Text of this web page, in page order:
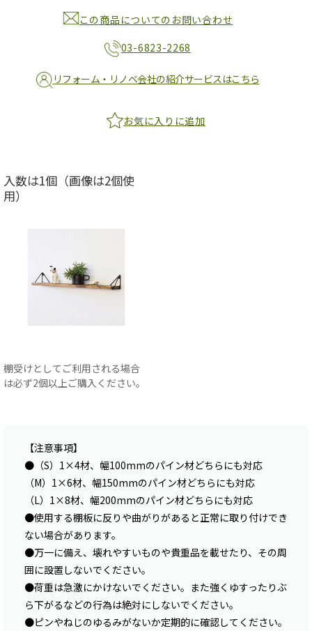
この商品についてのお問い合わせ
03-6823-2268
リフォーム・リノベ会社の紹介サービスはこちら
お気に入りに追加
入数は1個（画像は2個使
用）
棚受けとしてご利用される場合
は必ず2個以上ご購入ください。
【注意事項】
●（S）1×4材、幅100mmのパイン材どちらにも対応
（M）1×6材、幅150mmのパイン材どちらにも対応
（L）1×8材、幅200mmのパイン材どちらにも対応
●使用する棚板に反りや曲がりがあると正常に取り付けでき
ない場合があります。
●万一に備え、壊れやすいものや貴重品を載せたり、その周
囲に設置しないでください。
●荷重は急激にかけないでください。また強くゆすったりぶ
ら下がるなどの行為は絶対にしないでください。
●ピンやねじのゆるみがないか定期的に確認してください。